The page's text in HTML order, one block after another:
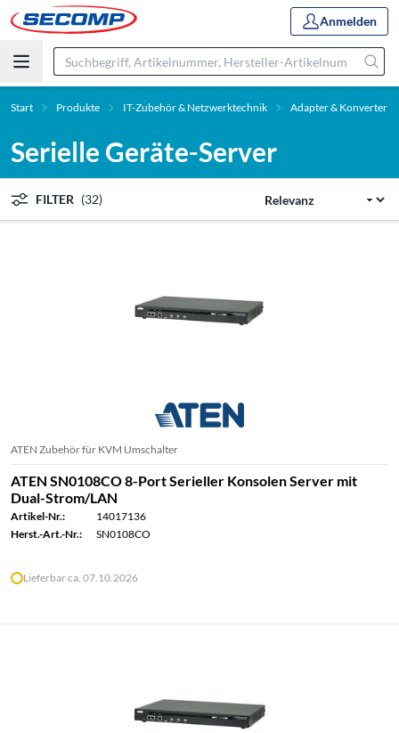
Anmelden
Start Produkte IT-Zubehör & Netzwerktechnik Adapter & Konverter
Serielle Geräte-Server
FILTER (32)
ATEN Zubehör für KVM Umschalter
ATEN SN0108CO 8-Port Serieller Konsolen Server mit
Dual-Strom/LAN
Artikel-Nr.:
14017136
Herst.-Art.-Nr.:
SN0108CO
Lieferbar ca. 07.10.2026